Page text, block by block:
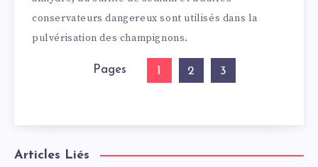
conservateurs dangereux sont utilisés dans la
pulvérisation des champignons.
Pages 1 2 3
Articles Liés